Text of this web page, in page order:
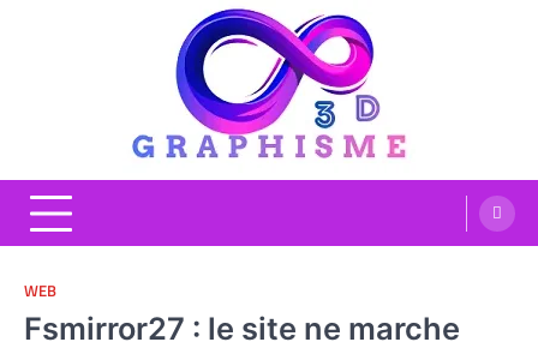
WEB
Fsmirror27 : le site ne marche